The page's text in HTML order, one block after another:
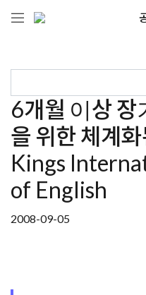
6개월 이상 장
을 위한 체계
Kings
of English
2008-09-05